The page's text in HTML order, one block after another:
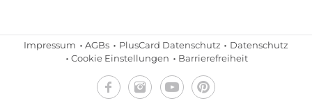
Impressum AGBs PlusCard Datenschutz
Datenschutz
Cookie Einstellungen
Barrierefreiheit